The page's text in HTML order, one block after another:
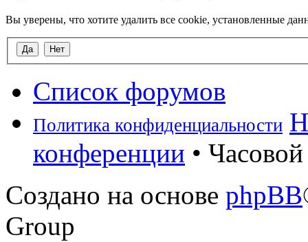
Вы уверены, что хотите удалить все cookie, установленные
Список форумов
Политика конфиденциальности
конференции •
Создано на основе phpBB
Group